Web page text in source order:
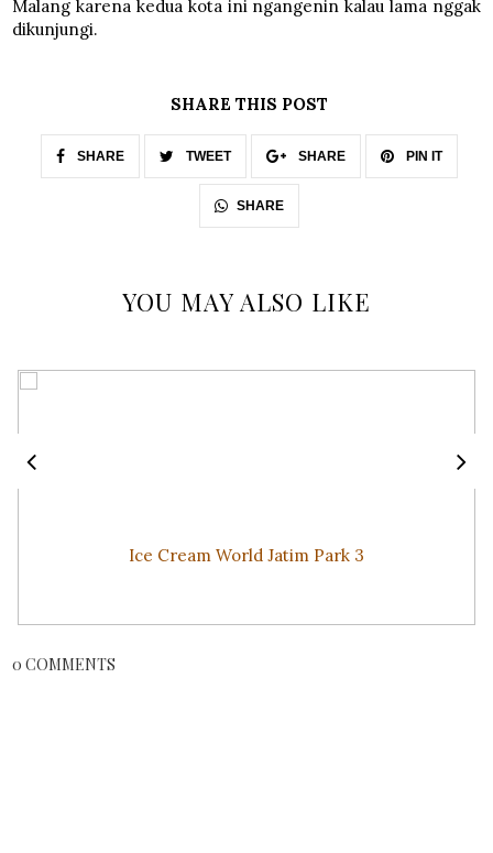
Malang karena kedua kota ini ngangenin kalau lama nggak
dikunjungi.
SHARE THIS POST
SHARE TWEET SHARE PIN IT
SHARE
YOU MAY ALSO LIKE
Ice Cream World Jatim Park 3
0 COMMENTS